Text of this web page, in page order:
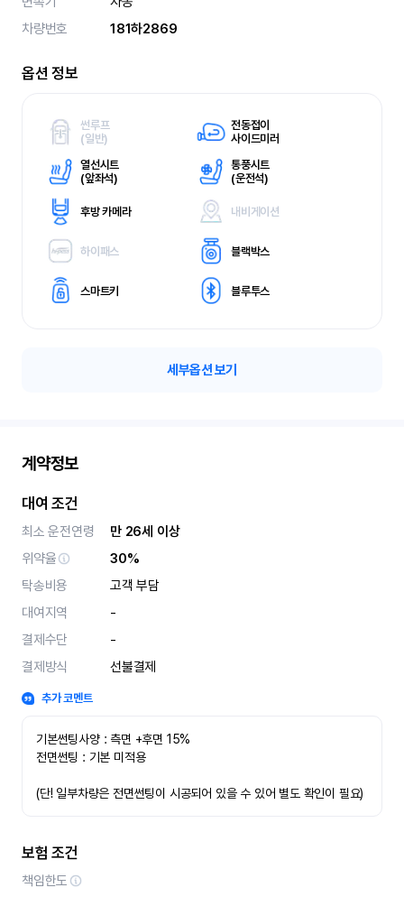
차량번호
181하2869
옵션 정보
썬루프
(일반)
전동접이
사이드미러
열선시트
(앞좌석)
통풍시트
(운전석)
후방 카메라 내비게이션
하이패스 블랙박스
스마트키 블루투스
세부옵션 보기
계약정보
대여 조건
최소 운전연령
만 26세 이상
위약율
30%
탁송비용
고객 부담
대여지역
-
결제수단
-
결제방식
선불결제
추가 코멘트
기본썬팅사양 : 측면 +후면 15%
전면썬팅 : 기본 미적용
(단! 일부차량은 전면썬팅이 시공되어 있을 수 있어 별도 확인이 필요)
보험 조건
책임한도